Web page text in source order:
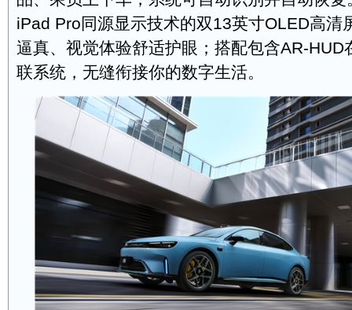
iPad Pro同源显示技术的双13英寸OLED高清
逼真、视觉体验舒适护眼；搭配包含AR-HUD
联系统，无缝衔接你的数字生活。